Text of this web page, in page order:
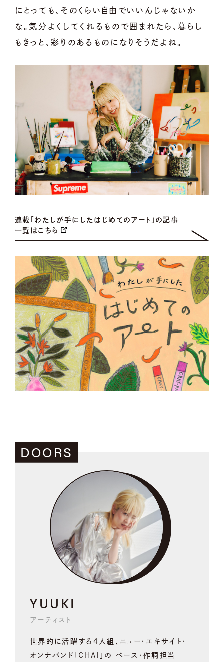
にとっても、そのくらい自由でいいんじゃないか
な。気分よくしてくれるもので囲まれたら、暮らし
もきっと、彩りのあるものになりそうだよね。
連載「わたしが手にしたはじめてのアート」の記事
一覧はこちら
DOORS
YUUKI
アーティスト
世界的に活躍する4人組、ニュー・エキサイト・
オンナバンド「CHAI」の ベース・作詞担当